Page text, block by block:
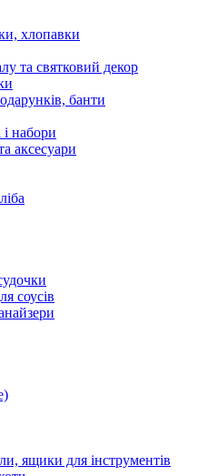
хлопавки
та святковий декор
банти
набори
аксесуари
соусів
ящики для інструментів